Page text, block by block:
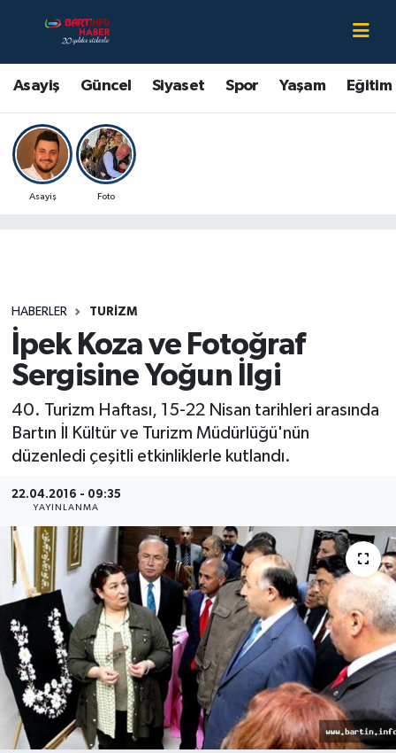
Asayiş Güncel Siyaset Spor Yaşam Eğitim
Asayiş Foto
HABERLER TURIZM
İpek Koza ve Fotoğraf
Sergisine Yoğun İlgi
40. Turizm Haftası, 15-22 Nisan tarihleri arasında
Bartın İl Kültür ve Turizm Müdürlüğü'nün
düzenledi çeşitli etkinliklerle kutlandı.
22.04.2016 - 09:35
YAYINLANMA
Asayiş
Bartın Hakkında
Çevre
Eğitim
Kültür-Sanat
Magazin
Medya
Sivil Toplum
Siyaset
Spor
Tarım
Turizm
Bartın Nöbetçi Eczaneler
Bartın Hava Durumu
Bartin Namaz Vakitleri
Bartın Trafik Yoğunluk Haritası
Son Dakika Haberleri
Haber Arşivi